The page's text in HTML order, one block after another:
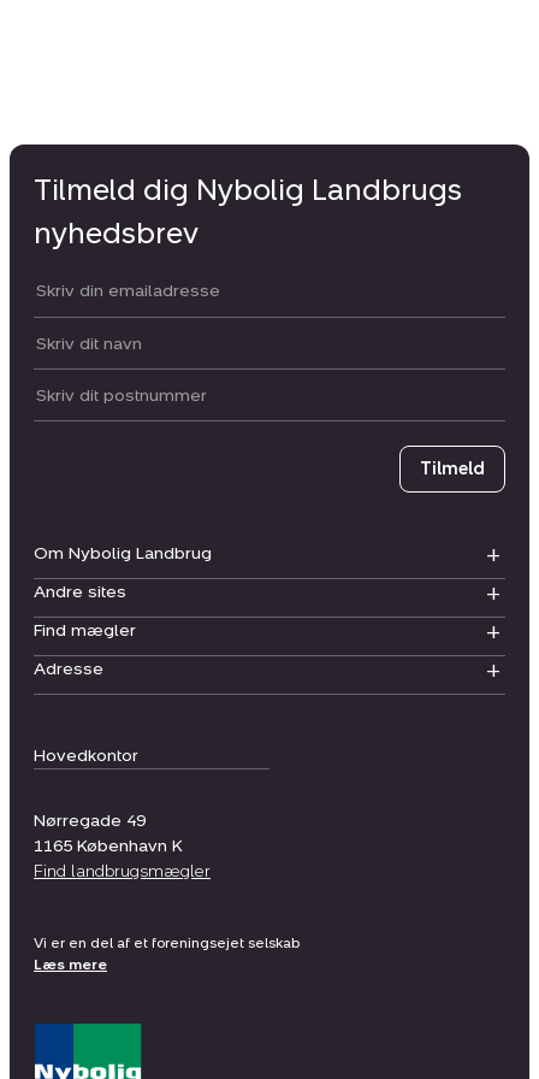
Hovedkontor
Nørregade 49
1165 København K
Find landbrugsmægler
Om Nybolig Landbrug
Andre sites
Find mægler
Adresse
Tilmeld dig Nybolig Landbrugs
nyhedsbrev
Din email:
Dit navn:
Postnummer
Tilmeld
Vi er en del af et foreningsejet selskab
Læs mere